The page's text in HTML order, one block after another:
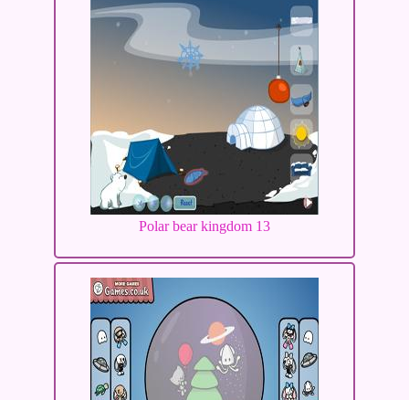
Polar bear kingdom 13